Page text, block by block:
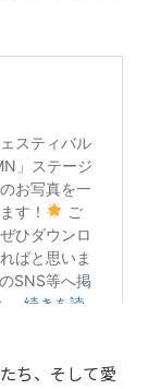
たち、そして愛